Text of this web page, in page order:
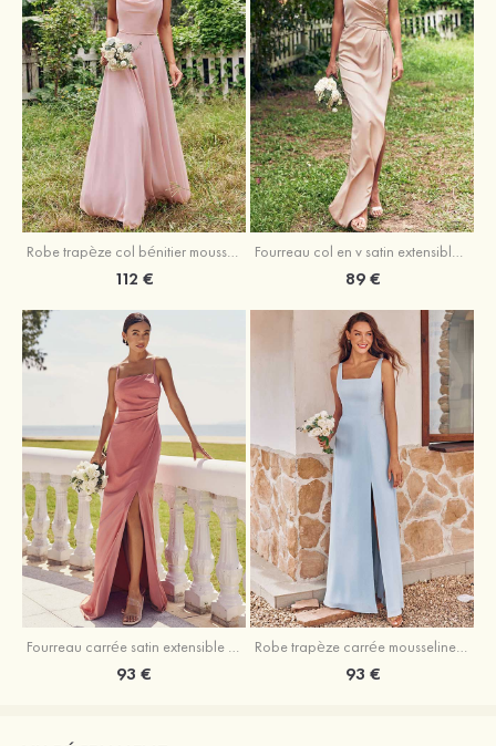
Robe trapèze col bénitier mousseline ras du sol robe de demoiselle d'honneur
112 €
Fourreau col en v satin extensible asymétrique robe de demoiselle d'honneur
89 €
93 € 93 €